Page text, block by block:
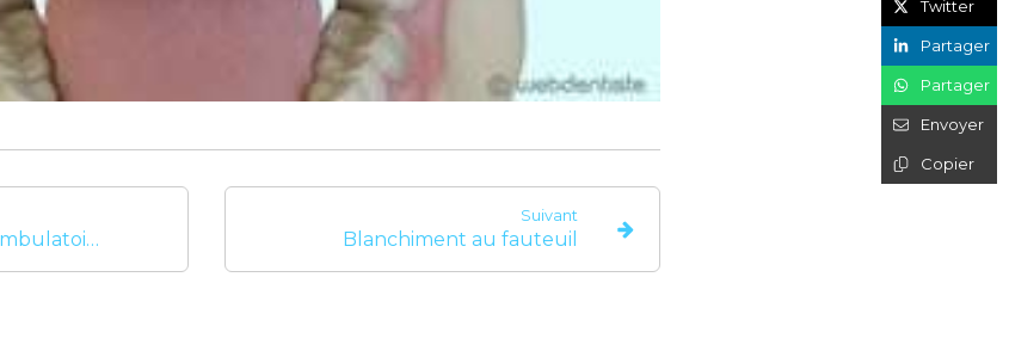
Eclaircissement ambulatoire
Suivant
Blanchiment au fauteuil
Twitter
Partager
Partager
Envoyer
Copier